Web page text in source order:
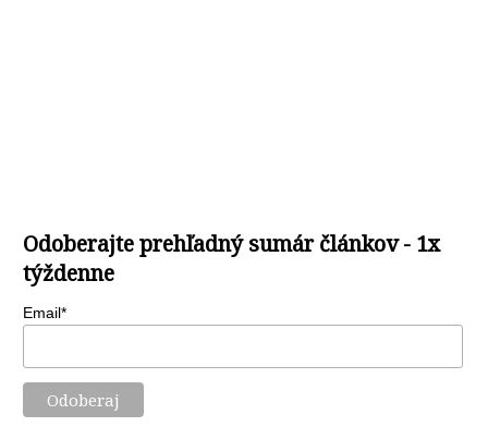
Odoberajte prehľadný sumár článkov - 1x
týždenne
Email*